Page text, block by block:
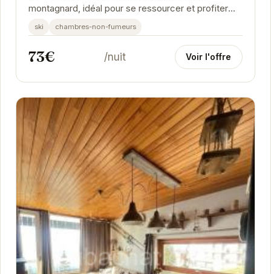
montagnard, idéal pour se ressourcer et profiter
des splendides paysages de Chamrousse. Avec
une note...
ski chambres-non-fumeurs
73€ /nuit Voir l'offre